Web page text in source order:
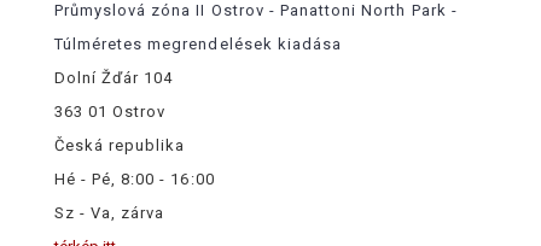
Průmyslová zóna II Ostrov - Panattoni North Park -
Túlméretes megrendelések kiadása
Dolní Žďár 104
363 01 Ostrov
Česká republika
Hé - Pé, 8:00 - 16:00
Sz - Va, zárva